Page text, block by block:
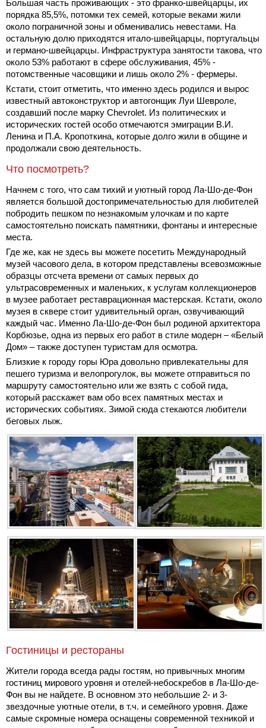
Большая часть проживающих - это франко-швейцарцы, их
порядка 85,5%, потомки тех семей, которые веками жили
около пограничной зоны и обменивались невестами. На
остальную долю приходятся итало-швейцарцы, португальцы
и германо-швейцарцы. Инфраструктура занятости такова, что
около 53% работают в сфере обслуживания, 45% -
потомственные часовщики и лишь около 2% - фермеры.
Кстати, стоит отметить, что именно здесь родился и вырос
известный автоконструктор и автогонщик Луи Шевроле,
создавший после марку Chevrolet. Из политических и
исторических гостей особо отмечаются эмиграции В.И.
Ленина и П.А. Кропоткина, которые долго жили в общине и
продолжали свою деятельность.
Что посмотреть?
Начнем с того, что сам тихий и уютный город Ла-Шо-де-Фон
является большой достопримечательностью для любителей
побродить пешком по незнакомым улочкам и по карте
самостоятельно поискать памятники, фонтаны и интересные
места.
Где же, как не здесь вы можете посетить Международный
музей часового дела, в котором представлены всевозможные
образцы отсчета времени от самых первых до
ультрасовременных и маленьких, к услугам коллекционеров
в музее работает реставрационная мастерская. Кстати, около
музея в сквере стоит удивительный орган, озвучивающий
каждый час. Именно Ла-Шо-де-Фон был родиной архитектора
Корбюзье, одна из первых его работ в стиле модерн – «Белый
Дом» – также доступен туристам для осмотра.
Близкие к городу горы Юра довольно привлекательны для
пешего туризма и велопрогулок, вы можете отправиться по
маршруту самостоятельно или же взять с собой гида,
который расскажет вам обо всех памятных местах и
исторических событиях. Зимой сюда стекаются любители
беговых лыж.
Гостиницы и рестораны
Жители города всегда рады гостям, но привычных многим
гостиниц мирового уровня и отелей-небоскребов в Ла-Шо-де-
Фон вы не найдете. В основном это небольшие 2- и 3-
звездочные уютные отели, в т.ч. и семейного уровня. Даже
самые скромные номера оснащены современной техникой и